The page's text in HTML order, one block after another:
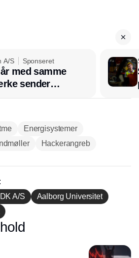
A/S Sponseret
med samme
sender
stafetten videre
Energisystemer
Hackerangreb
A/S
Aalborg Universitet
Annonce